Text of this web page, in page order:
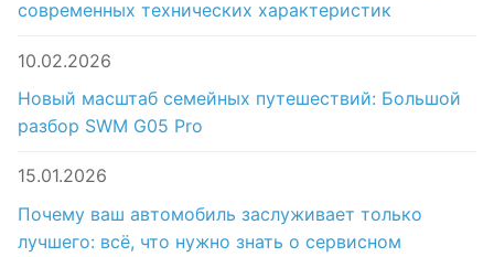
современных технических характеристик
10.02.2026
Новый масштаб семейных путешествий: Большой
разбор SWM G05 Pro
15.01.2026
Почему ваш автомобиль заслуживает только
лучшего: всё, что нужно знать о сервисном